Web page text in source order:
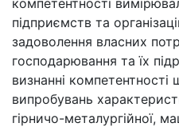
компетентності
підприємств та
задоволення власних
господарювання та їх
визнанні
випробувань
гірничо-металургійної,